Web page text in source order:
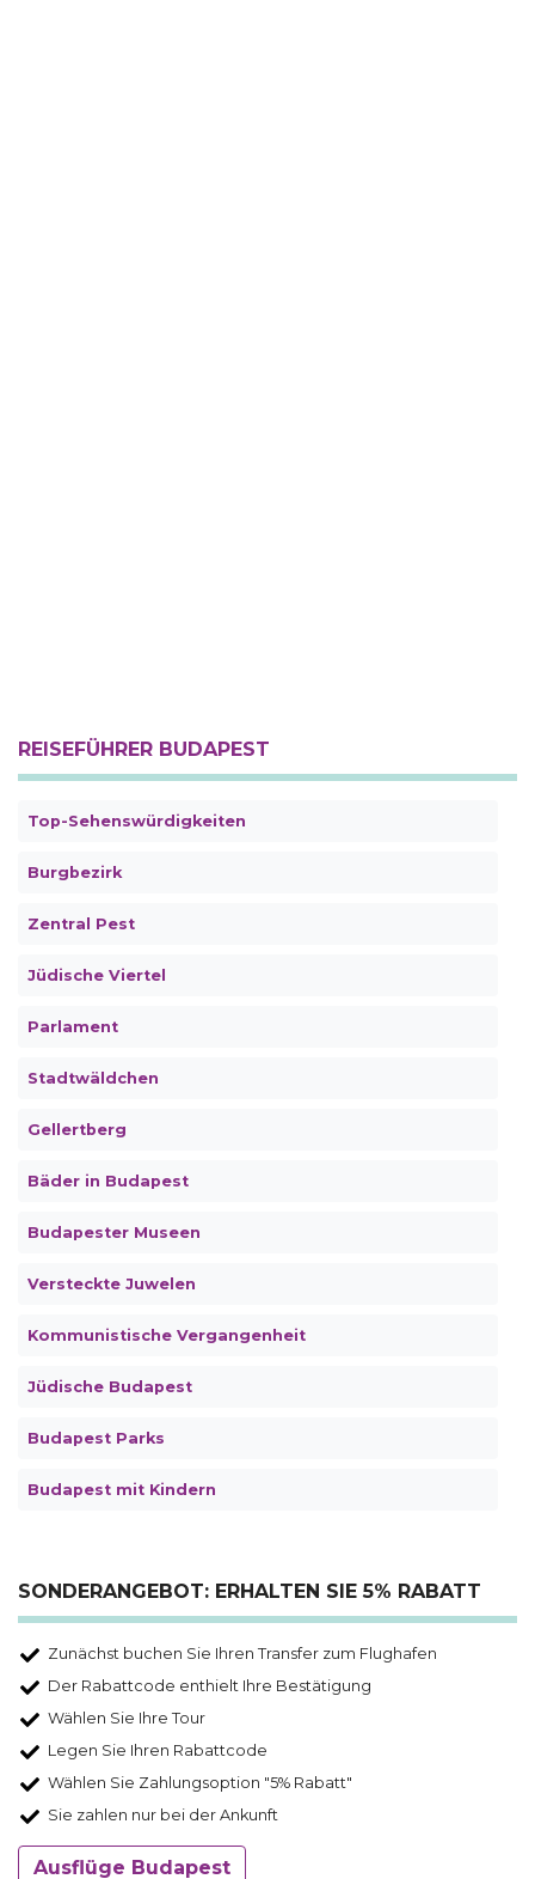
REISEFÜHRER BUDAPEST
Top-Sehenswürdigkeiten
Burgbezirk
Zentral Pest
Jüdische Viertel
Parlament
Stadtwäldchen
Gellertberg
Bäder in Budapest
Budapester Museen
Versteckte Juwelen
Kommunistische Vergangenheit
Jüdische Budapest
Budapest Parks
Budapest mit Kindern
SONDERANGEBOT: ERHALTEN SIE 5% RABATT
Zunächst buchen Sie Ihren Transfer zum Flughafen
Der Rabattcode enthielt Ihre Bestätigung
Wählen Sie Ihre Tour
Legen Sie Ihren Rabattcode
Wählen Sie Zahlungsoption "5% Rabatt"
Sie zahlen nur bei der Ankunft
Ausflüge Budapest